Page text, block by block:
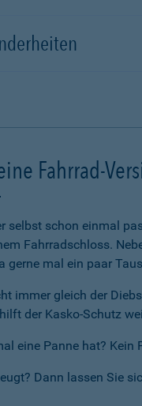
Fahrrad-
selbst schon einmal
Fahrradschloss.
gerne mal ein paar
immer gleich der
der Kasko-Schutz
eine Panne hat? Kein
Dann lassen Sie